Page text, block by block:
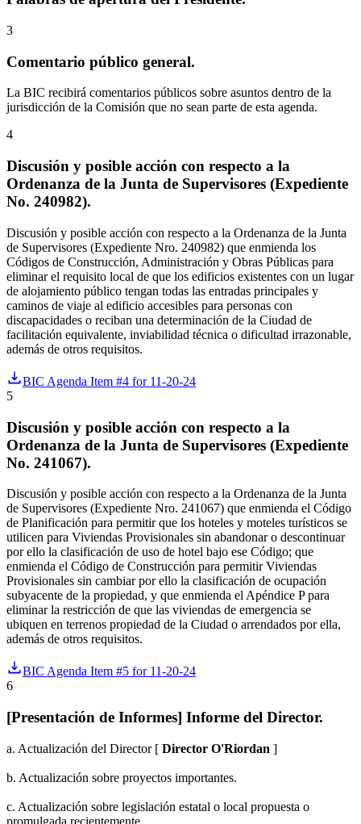
3
Comentario público general.
La BIC recibirá comentarios públicos sobre asuntos dentro de la
jurisdicción de la Comisión que no sean parte de esta agenda.
4
Discusión y posible acción con respecto a la
Ordenanza de la Junta de Supervisores (Expediente
No. 240982).
Discusión y posible acción con respecto a la Ordenanza de la Junta
de Supervisores (Expediente Nro. 240982) que enmienda los
Códigos de Construcción, Administración y Obras Públicas para
eliminar el requisito local de que los edificios existentes con un lugar
de alojamiento público tengan todas las entradas principales y
caminos de viaje al edificio accesibles para personas con
discapacidades o reciban una determinación de la Ciudad de
facilitación equivalente, inviabilidad técnica o dificultad irrazonable,
además de otros requisitos.
BIC Agenda Item #4 for 11-20-24
5
Discusión y posible acción con respecto a la
Ordenanza de la Junta de Supervisores (Expediente
No. 241067).
Discusión y posible acción con respecto a la Ordenanza de la Junta
de Supervisores (Expediente Nro. 241067) que enmienda el Código
de Planificación para permitir que los hoteles y moteles turísticos se
utilicen para Viviendas Provisionales sin abandonar o descontinuar
por ello la clasificación de uso de hotel bajo ese Código; que
enmienda el Código de Construcción para permitir Viviendas
Provisionales sin cambiar por ello la clasificación de ocupación
subyacente de la propiedad, y que enmienda el Apéndice P para
eliminar la restricción de que las viviendas de emergencia se
ubiquen en terrenos propiedad de la Ciudad o arrendados por ella,
además de otros requisitos.
BIC Agenda Item #5 for 11-20-24
6
[Presentación de Informes] Informe del Director.
a. Actualización del Director [ Director O'Riordan ]
b. Actualización sobre proyectos importantes.
c. Actualización sobre legislación estatal o local propuesta o
promulgada recientemente.